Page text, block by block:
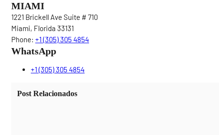
MIAMI
1221 Brickell Ave Suite # 710
Miami, Florida 33131
Phone: +1 (305) 305 4854
WhatsApp
+1 (305) 305 4854
Post Relacionados